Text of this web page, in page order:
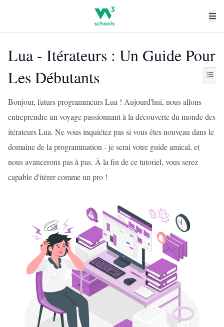
Lua - Itérateurs : Un Guide Pour
Les Débutants
Bonjour, futurs programmeurs Lua ! Aujourd'hui, nous allons
entreprendre un voyage passionnant à la découverte du monde des
itérateurs Lua. Ne vous inquiétez pas si vous êtes nouveau dans le
domaine de la programmation - je serai votre guide amical, et
nous avancerons pas à pas. À la fin de ce tutoriel, vous serez
capable d'itérer comme un pro !